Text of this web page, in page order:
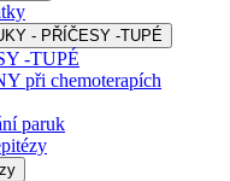
- PŘÍČESY -TUPÉ
-TUPÉ
při chemoterapích
paruk